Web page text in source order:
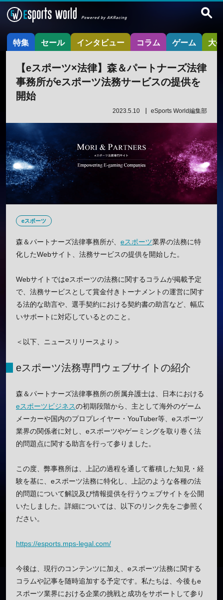
特集 セール インタビュー コラム ゲーム 大
【eスポーツ×法律】森＆パートナーズ法律
事務所がeスポーツ法務サービスの提供を
開始
2023.5.10 eSports World編集部
eスポーツ
森＆パートナーズ法律事務所が、 eスポーツ業界の法務に特
化したWebサイト、法務サービスの提供を開始した。
Webサイトではeスポーツの法務に関するコラムが掲載予定
で、法務サービスとして賞金付きトーナメントの運営に関す
る法的な助言や、選手契約における契約書の助言など、幅広
いサポートに対応しているとのこと。
＜以下、ニュースリリースより＞
eスポーツ法務専門ウェブサイトの紹介
森＆パートナーズ法律事務所の所属弁護士は、日本における
eスポーツビジネスの初期段階から、主として海外のゲーム
メーカーや国内のプロプレイヤー・YouTuber等、eスポーツ
業界の関係者に対し、eスポーツやゲーミングを取り巻く法
的問題点に関する助言を行って参りました。
この度、弊事務所は、上記の過程を通して蓄積した知見・経
験を基に、eスポーツ法務に特化し、上記のような各種の法
的問題について解説及び情報提供を行うウェブサイトを公開
いたしました。詳細については、以下のリンク先をご参照く
ださい。
https://esports.mps-legal.com/
今後は、現行のコンテンツに加え、eスポーツ法務に関する
コラムや記事を随時追加する予定です。私たちは、今後もe
スポーツ業界における企業の挑戦と成功をサポートして参り